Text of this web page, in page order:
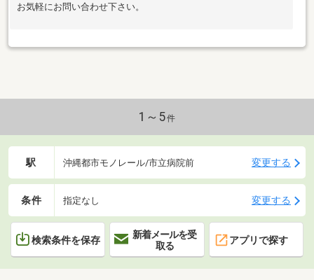
お気軽にお問い合わせ下さい。
1～5件
駅 沖縄都市モノレール/市立病院前 変更する
条件 指定なし 変更する
検索条件を保存
新着メールを受
取る
アプリで探す